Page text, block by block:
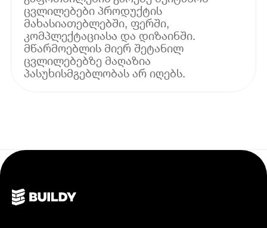
ცვლილებები პროდუქტის
მახასიათებლებში, ფერში,
კომპლექტაციასა და დიზაინში.
მწარმოებლის მიერ შეტანილ
ცვლილებებზე მაღაზია
პასუხისმგებლობას არ იღებს.